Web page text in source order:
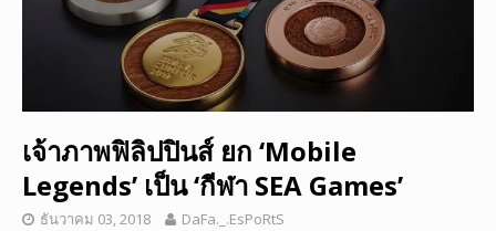
เจ้าภาพฟิลิปปินส์ ยก ‘Mobile
Legends’ เป็น ‘กีฬา SEA Games’
ธันวาคม 03, 2018 DaFa._.EsPoRtS